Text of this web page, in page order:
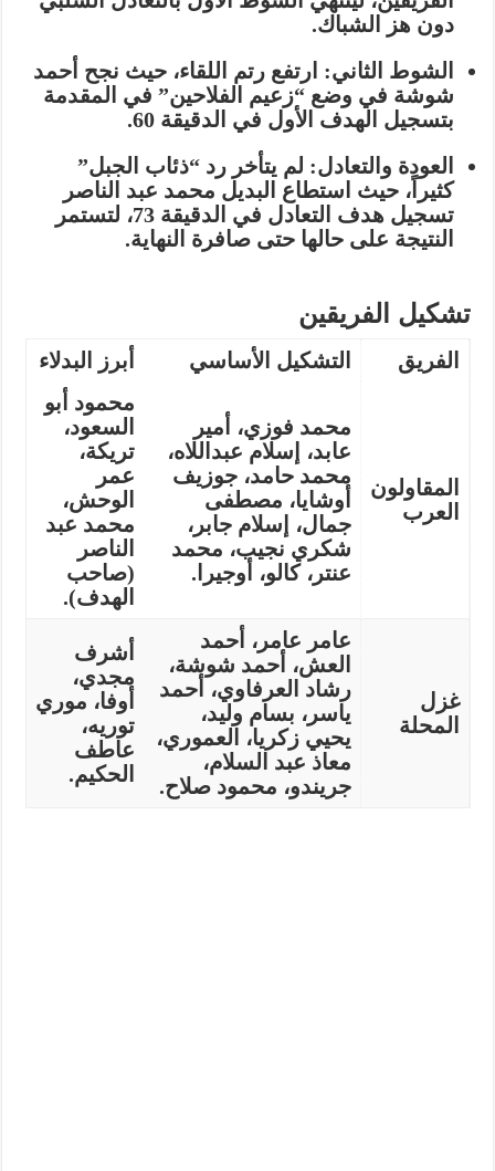
دون هز الشباك.
الشوط الثاني: ارتفع رتم اللقاء، حيث نجح أحمد
شوشة في وضع “زعيم الفلاحين” في المقدمة
بتسجيل الهدف الأول في الدقيقة60
.
العودة والتعادل: لم يتأخر رد “ذئاب الجبل”
كثيراً، حيث استطاع البديل محمد عبد الناصر
تسجيل هدف التعادل في الدقيقة73، لتستمر
النتيجة على حالها حتى صافرة النهاية.
تشكيل الفريقين
الفريق التشكيل الأساسي أبرز البدلاء
المقاولون
العرب
محمد فوزي، أمير
عابد، إسلام عبداللاه،
محمد حامد، جوزيف
أوشايا، مصطفى
جمال، إسلام جابر،
شكري نجيب، محمد
عنتر، كالو، أوجيرا.
محمود أبو
السعود،
تريكة،
عمر
الوحش،
محمد عبد
الناصر
(صاحب
الهدف).
غزل
المحلة
عامر عامر، أحمد
العش، أحمد شوشة،
رشاد العرفاوي، أحمد
ياسر، بسام وليد،
يحيي زكريا، العموري،
معاذ عبد السلام،
جريندو، محمود صلاح.
أشرف
مجدي،
أوفا، موري
توريه،
عاطف
الحكيم.